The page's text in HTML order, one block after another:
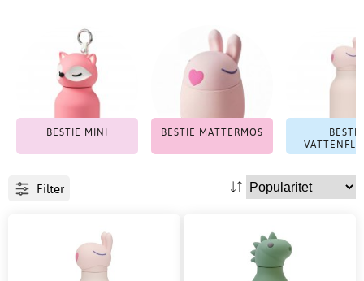
BESTIE MINI BESTIE MATTERMOS
BESTIE
Filter